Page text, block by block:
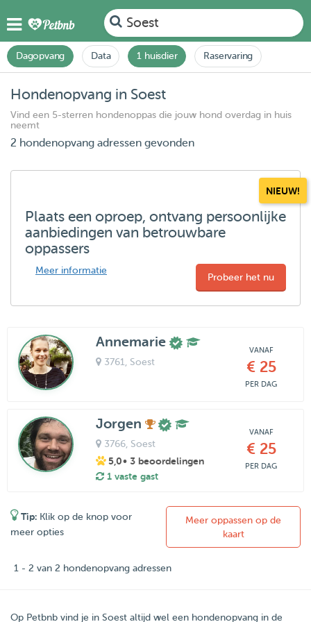
Soest
Dagopvang Data 1 huisdier Raservaring
Hondenopvang in Soest
Vind een 5-sterren hondenoppas die jouw hond overdag in huis
neemt
2 hondenopvang adressen gevonden
NIEUW!
Plaats een oproep, ontvang persoonlijke
aanbiedingen van betrouwbare
oppassers
Meer informatie
Probeer het nu
Annemarie
3761 , Soest
VANAF
€ 25
PER DAG
Jorgen
3766, Soest
5,0• 3 beoordelingen
1 vaste gast
VANAF
€ 25
PER DAG
Tip: Klik op de knop voor
meer opties
Meer oppassen op de
kaart
1 - 2 van 2 hondenopvang adressen
Op Petbnb vind je in Soest altijd wel een hondenopvang in de